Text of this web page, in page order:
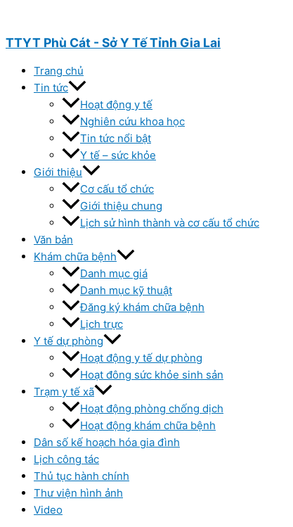
nội
TTYT Phù Cát - Sở Y Tế Tỉnh Gia Lai
Trang chủ
Tin tức
Hoạt động y tế
Nghiên cứu khoa học
Tin tức nổi bật
Y tế – sức khỏe
Giới thiệu
Cơ cấu tổ chức
Giới thiệu chung
Lịch sử hình thành và cơ cấu tổ chức
Văn bản
Khám chữa bệnh
Danh mục giá
Danh mục kỹ thuật
Đăng ký khám chữa bệnh
Lịch trực
Y tế dự phòng
Hoạt động y tế dự phòng
Hoạt đông sức khỏe sinh sản
Trạm y tế xã
Hoạt động phòng chống dịch
Hoạt động khám chữa bệnh
Dân số kế hoạch hóa gia đình
Lịch công tác
Thủ tục hành chính
Thư viện hình ảnh
Video